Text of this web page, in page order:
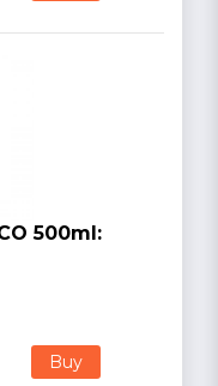
500ml:
Buy